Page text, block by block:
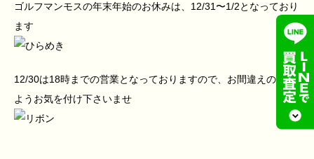
ゴルフマンモスの年末年始のお休みは、12/31〜1/2となっており
ます
12/30は18時までの営業となっておりますので、お間違えの無い
ようお気を付け下さいませ